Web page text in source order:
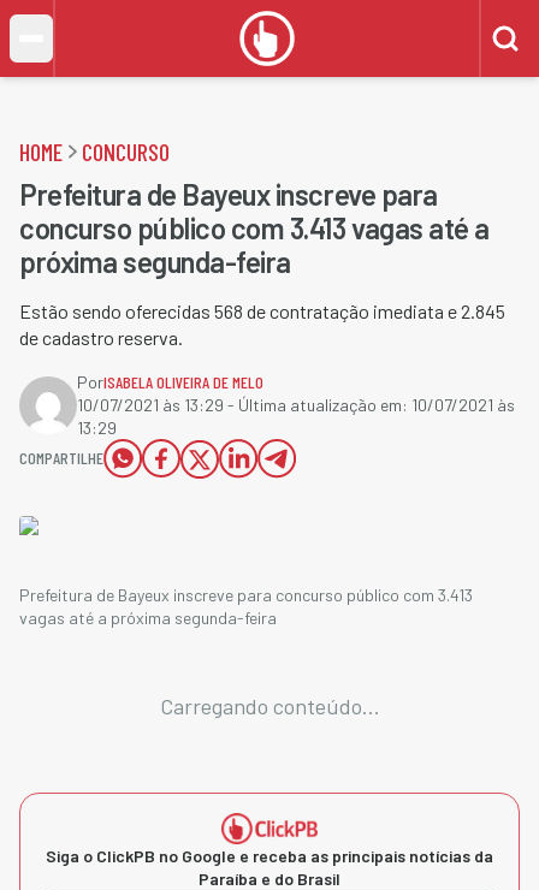
HOME CONCURSO
Prefeitura de Bayeux inscreve para
concurso público com 3.413 vagas até a
próxima segunda-feira
Estão sendo oferecidas 568 de contratação imediata e 2.845
de cadastro reserva​.
PorISABELA OLIVEIRA DE MELO
10/07/2021 às 13:29 - Última atualização em: 10/07/2021 às
13:29
COMPARTILHE
Prefeitura de Bayeux inscreve para concurso público com 3.413
vagas até a próxima segunda-feira
Carregando conteúdo...
Siga o ClickPB no Google e receba as principais notícias da
Paraíba e do Brasil